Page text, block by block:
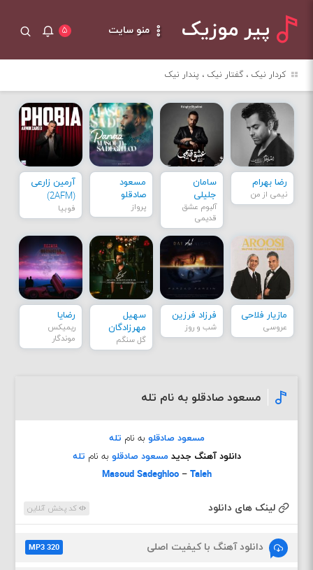
پیر موزیک منو سایت ۵
کردار نیک ، گفتار نیک ، پندار نیک
رضا بهرام
نیمی از من
سامان
جلیلی
آلبوم عشق
قدیمی
مسعود
صادقلو
پرواز
آرمین زارعی
(2AFM)
فوبیا
مازیار فلاحی
عروسی
فرزاد فرزین
شب و روز
سهیل
مهرزادگان
گل سنگم
رضایا
ریمیکس
موندگار
مسعود صادقلو به نام تله
مسعود صادقلو به نام تله
دانلود آهنگ جدید مسعود صادقلو به نام تله
Masoud Sadeghloo– Taleh
لینک های دانلود کد پخش آنلاین
دانلود آهنگ با کیفیت اصلی MP3 320